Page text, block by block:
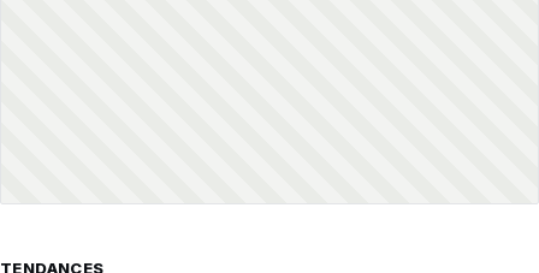
TENDANCES